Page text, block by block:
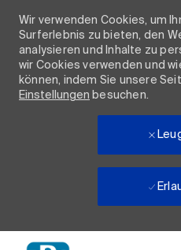
Wir verwenden Cookies, um
Surferlebnis zu bieten, den
analysieren und Inhalte zu
wir Cookies verwenden und
können, indem Sie unsere
Einstellungen besuchen.